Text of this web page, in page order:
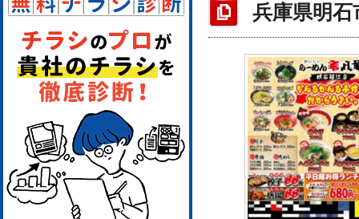
兵庫県明